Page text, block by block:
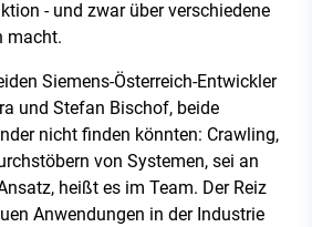
- und zwar über verschiedene
macht.
Siemens-Österreich-Entwickler
und Stefan Bischof, beide
nicht finden könnten: Crawling,
von Systemen, sei an
heißt es im Team. Der Reiz
Anwendungen in der Industrie